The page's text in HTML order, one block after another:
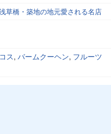
草橋・築地の地元愛される名店
ス, バームクーヘン, フルーツ